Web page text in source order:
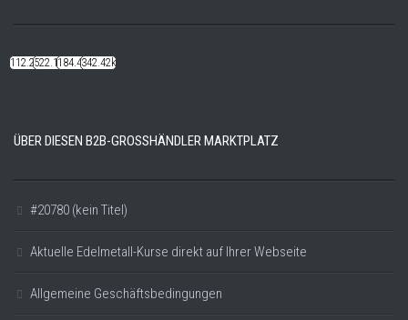
112.22k522.14k184.48k342.42k
ÜBER DIESEN B2B-GROSSHÄNDLER MARKTPLATZ
#20780 (kein Titel)
Aktuelle Edelmetall-Kurse direkt auf Ihrer Webseite
Allgemeine Geschäftsbedingungen